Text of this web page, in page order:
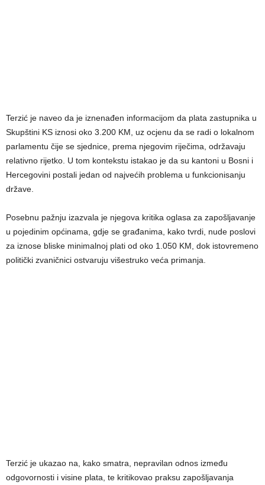
Terzić je naveo da je iznenađen informacijom da plata zastupnika u
Skupštini KS iznosi oko 3.200 KM, uz ocjenu da se radi o lokalnom
parlamentu čije se sjednice, prema njegovim riječima, održavaju
relativno rijetko. U tom kontekstu istakao je da su kantoni u Bosni i
Hercegovini postali jedan od najvećih problema u funkcionisanju
države.
Posebnu pažnju izazvala je njegova kritika oglasa za zapošljavanje
u pojedinim općinama, gdje se građanima, kako tvrdi, nude poslovi
za iznose bliske minimalnoj plati od oko 1.050 KM, dok istovremeno
politički zvaničnici ostvaruju višestruko veća primanja.
Terzić je ukazao na, kako smatra, nepravilan odnos između
odgovornosti i visine plata, te kritikovao praksu zapošljavanja